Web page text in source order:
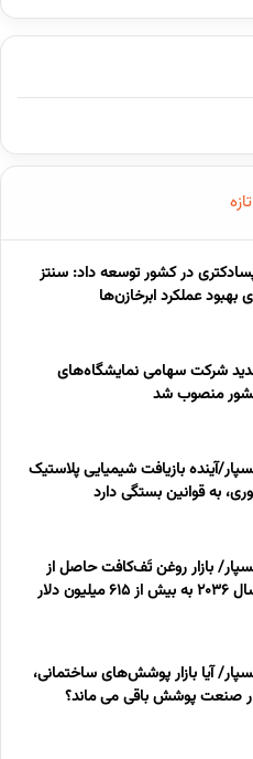
تازه
در کشور توسعه داد: سنتز
بهبود عملکرد ابرخازن‌ها
شرکت سهامی نمایشگاه‌های
کشور منصوب شد
آینده بازیافت شیمیایی پلاستیک
به قوانین بستگی دارد
بازار روغن تَف‌کافت حاصل از
پسماند تا سال ۲۰۳۶ به بیش از ۶۱۵ میلیون دلار
آیا بازار پوشش‌های ساختمانی،
صنعت پوشش باقی می ماند؟